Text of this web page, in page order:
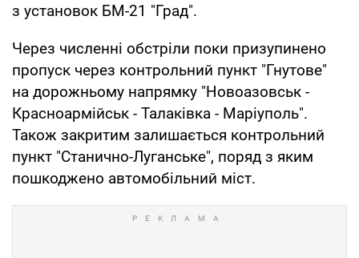
з установок БМ-21 "Град".
Через численні обстріли поки призупинено
пропуск через контрольний пункт "Гнутове"
на дорожньому напрямку "Новоазовськ -
Красноармійськ - Талаківка - Маріуполь".
Також закритим залишається контрольний
пункт "Станично-Луганське", поряд з яким
пошкоджено автомобільний міст.